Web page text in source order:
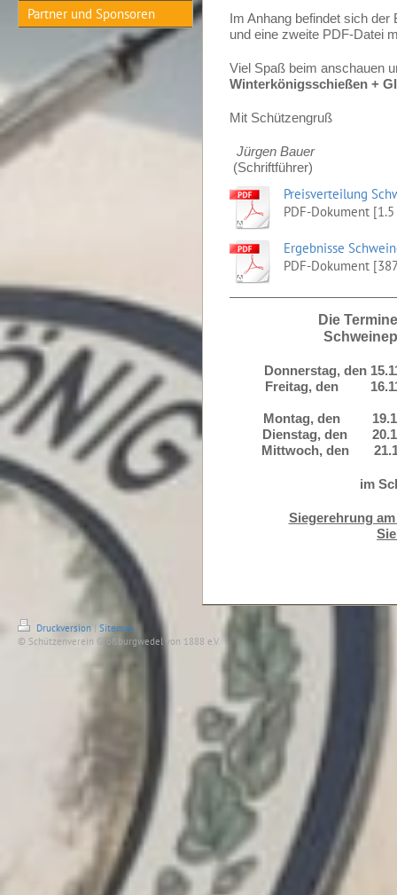
Partner und Sponsoren
Im Anhang befindet sich
und eine zweite PDF-Datei
Viel Spaß beim anschauen
Winterkönigsschießen +
Mit Schützengruß
Jürgen Bauer
(Schriftführer)
Preisverteilung
PDF-Dokument
Ergebnisse
PDF-Dokument
Die
Donnerstag, den
Freitag, den
Montag, den
Dienstag, den
Mittwoch, den
im
Siegerehrung
Druckversion
Sitemap
© Schützenverein Großburgwedel von 1888 e.V.